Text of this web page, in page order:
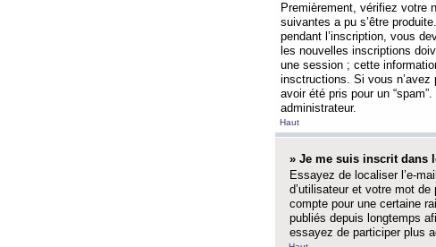
Premièrement, vérifiez votre
suivantes a pu s’être
pendant l’inscription, vous
les nouvelles inscriptions
une session ; cette
insctructions. Si vous n’avez
avoir été pris pour un
administrateur.
Haut
» Je me suis inscrit dans
Essayez de localiser l’e-
d’utilisateur et votre mot
compte pour une certaine
publiés depuis longtemps
essayez de participer plus